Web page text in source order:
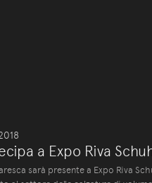
a Expo Riva
sarà presente a Expo Riva